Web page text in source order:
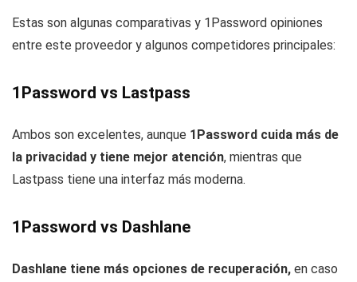
Estas son algunas comparativas y 1Password opiniones
entre este proveedor y algunos competidores principales:
1Password vs Lastpass
Ambos son excelentes, aunque 1Password cuida más de
la privacidad y tiene mejor atención, mientras que
Lastpass tiene una interfaz más moderna.
1Password vs Dashlane
Dashlane tiene más opciones de recuperación, en caso